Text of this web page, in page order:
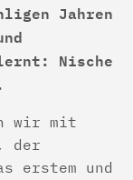
Jahren
Nische
wir mit
der
erstem und